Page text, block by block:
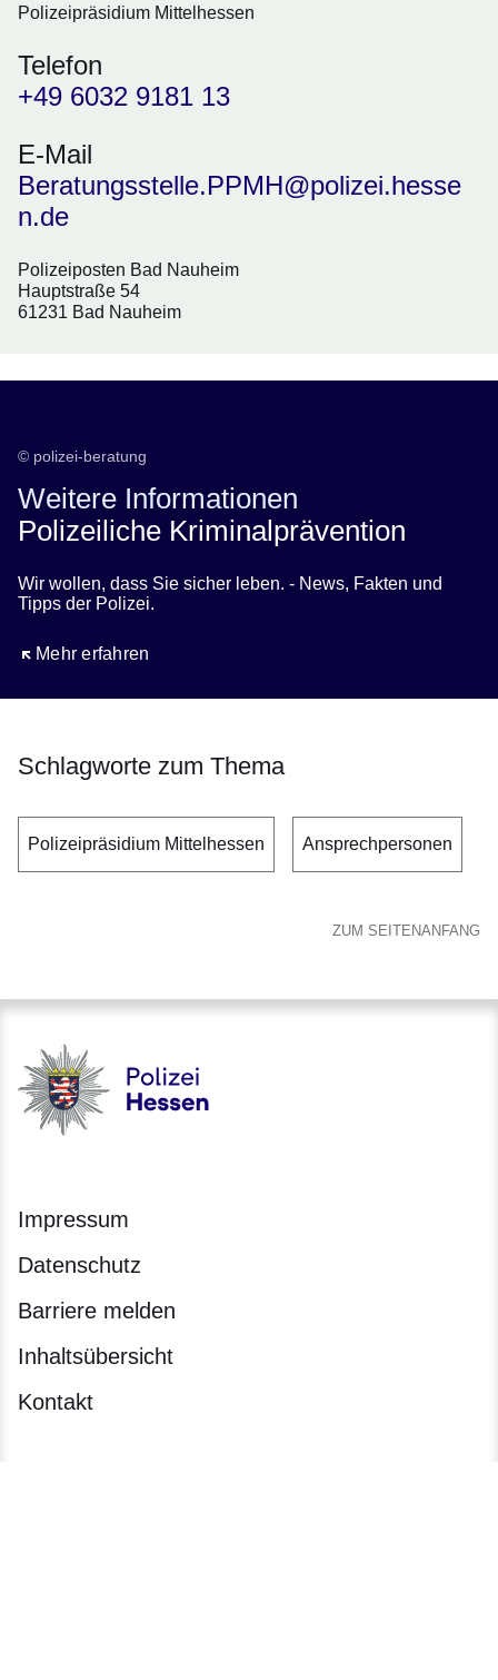
Polizeipräsidium Mittelhessen
Telefon
+49 6032 9181 13
E-Mail
Beratungsstelle.PPMH@polizei.hesse
n.de
Polizeiposten Bad Nauheim
Hauptstraße 54
61231 Bad Nauheim
© polizei-beratung
Weitere Informationen
Polizeiliche Kriminalprävention
Wir wollen, dass Sie sicher leben. - News, Fakten und
Tipps der Polizei.
Mehr erfahren
Öffnet sich in einem neuen Fenster
Schlagworte zum Thema
Polizeipräsidium Mittelhessen Ansprechpersonen
ZUM SEITENANFANG
Polizei - Polizei.hessen.de
Impressum
Datenschutz
Barriere melden
Inhaltsübersicht
Kontakt